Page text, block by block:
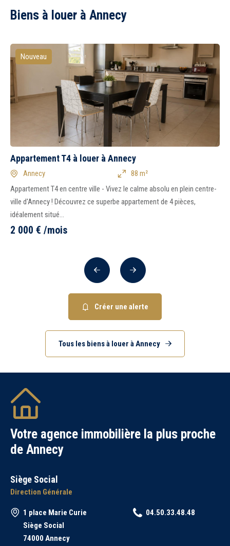
Biens à louer à Annecy
Nouveau
Appartement T4 à louer à Annecy
Annecy
88 m²
Appartement T4 en centre ville - Vivez le calme absolu en plein centre-
ville d'Annecy ! Découvrez ce superbe appartement de 4 pièces,
idéalement situé...
2 000 € /mois
PrécédentSuivant
Créer une alerte
Tous les biens à louer à Annecy
Votre agence immobilière la plus proche
de Annecy
Siège Social
Direction Générale
1 place Marie Curie
Siège Social
74000 Annecy
04.50.33.48.48